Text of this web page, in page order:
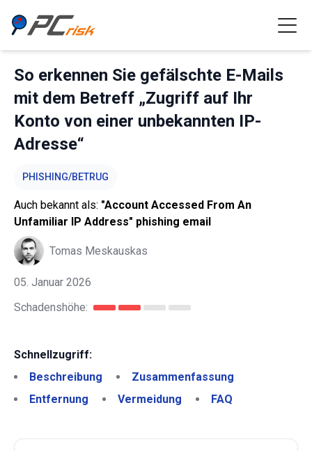
So erkennen Sie gefälschte E-Mails
mit dem Betreff „Zugriff auf Ihr
Konto von einer unbekannten IP-
Adresse“
PHISHING/BETRUG
Auch bekannt als: "Account Accessed From An
Unfamiliar IP Address" phishing email
Tomas Meskauskas
05. Januar 2026
Schadenshöhe:
Schnellzugriff:
Beschreibung
Zusammenfassung
Entfernung
Vermeidung FAQ